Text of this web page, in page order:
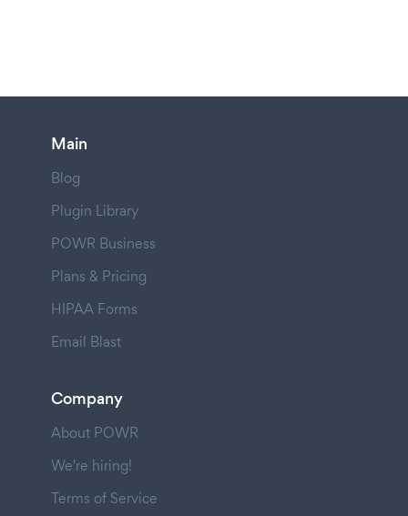
Main
Blog
Plugin Library
POWR Business
Plans & Pricing
HIPAA Forms
Email Blast
Company
About POWR
We're hiring!
Terms of Service